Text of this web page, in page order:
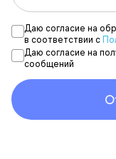
Даю согласие на
в соответствии с
Даю согласие на
сообщений